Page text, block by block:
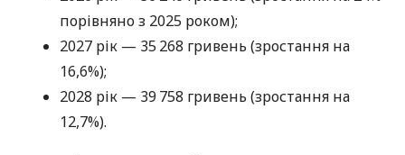
порівняно з 2025 роком);
2027 рік — 35 268 гривень (зростання на
16,6%);
2028 рік — 39 758 гривень (зростання на
12,7%).